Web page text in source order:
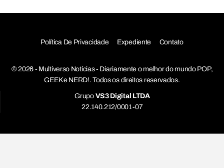
Política De Privacidade Expediente Contato
© 2026 - Multiverso Notícias - Diariamente o melhor do mundo POP,
GEEK e NERD!. Todos os direitos reservados.
Grupo VS3 Digital LTDA
22.140.212/0001-07